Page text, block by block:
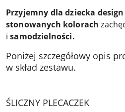
Przyjemny dla dziecka
stonowanych kolorach
isamodzielności.
Poniżej szczegółowy opis
w skład zestawu.
ŚLICZNY PLECACZEK